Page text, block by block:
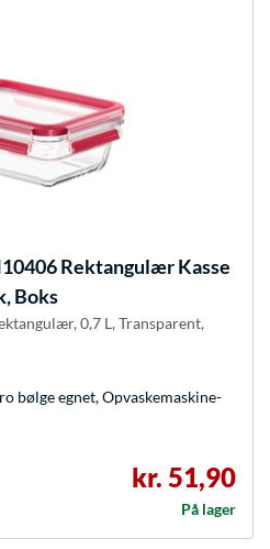
Rektangulær Kasse
Boks
0,7 L, Transparent,
bølge egnet, Opvaskemaskine-
kr. 51,90
På lager